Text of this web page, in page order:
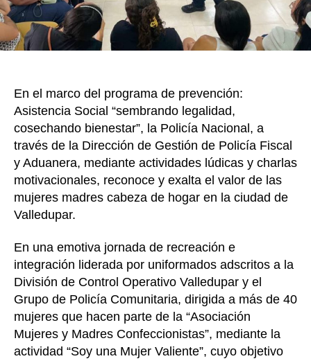
En el marco del programa de prevención:
Asistencia Social “sembrando legalidad,
cosechando bienestar”, la Policía Nacional, a
través de la Dirección de Gestión de Policía Fiscal
y Aduanera, mediante actividades lúdicas y charlas
motivacionales, reconoce y exalta el valor de las
mujeres madres cabeza de hogar en la ciudad de
Valledupar.
En una emotiva jornada de recreación e
integración liderada por uniformados adscritos a la
División de Control Operativo Valledupar y el
Grupo de Policía Comunitaria, dirigida a más de 40
mujeres que hacen parte de la “Asociación
Mujeres y Madres Confeccionistas”, mediante la
actividad “Soy una Mujer Valiente”, cuyo objetivo